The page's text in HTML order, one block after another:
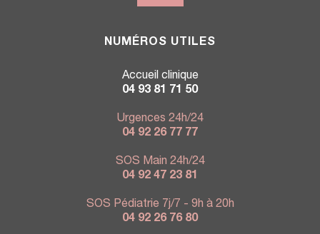
NUMÉROS UTILES
Accueil clinique
04 93 81 71 50
Urgences 24h/24
04 92 26 77 77
SOS Main 24h/24
04 92 47 23 81
SOS Pédiatrie 7j/7 - 9h à 20h
04 92 26 76 80